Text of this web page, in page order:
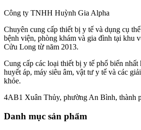
Công ty TNHH Huỳnh Gia Alpha
Chuyên cung cấp thiết bị y tế và dụng cụ
bệnh viện, phòng khám và gia đình tại khu
Cửu Long từ năm 2013.
Cung cấp các loại thiết bị y tế phổ biến
huyết áp, máy siêu âm, vật tư y tế và các
khỏe.
4AB1 Xuân Thủy, phường An Bình, thành
Danh mục sản phẩm